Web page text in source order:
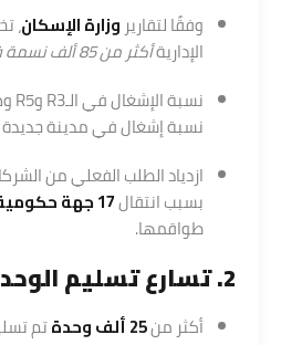
وفقًا لتقارير وزارة الإسكان،
الإداريةأكثر من 85 ألف نسمة فعليًا حتى نهاية 2024
نسبة الإشغال في الـR3 وR5 وصلت إلى
نسبة إشغال في مدينة جديدة خلال 3
ازدياد الطلب الفعلي من
بسبب انتقال17 جهة حكومية رسمية
طواقمها.
2. تسارع تسليم الوحدات
أكثر من25 ألف وحدة
تم